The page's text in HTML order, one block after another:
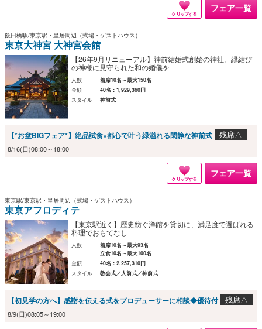
クリップする
フェア一覧
飯田橋駅/東京駅・皇居周辺（式場・ゲストハウス）
東京大神宮 大神宮会館
【26年9月リニューアル】神前結婚式創始の神社。縁結び
の神様に見守られた和の婚儀を
人数
着席10名～最大150名
金額
40名：1,929,360円
スタイル
神前式
【*お盆BIGフェア*】絶品試食×都心で叶う緑溢れる閑静な神前式 残席△
8/16(日)08:00～18:00
クリップする
フェア一覧
東京駅/東京駅・皇居周辺（式場・ゲストハウス）
東京アフロディテ
【東京駅近く】歴史紡ぐ洋館を貸切に、満足度で選ばれる
料理でおもてなし
人数
着席10名～最大93名
立食10名～最大100名
金額
40名：2,257,310円
スタイル
教会式／人前式／神前式
【初見学の方へ】感謝を伝える式をプロデューサーに相談◆優待付 残席△
8/9(日)08:05～19:00